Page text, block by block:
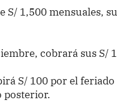
S/ 1,500 mensuales,
cobrará sus S/
S/ 100 por el
posterior.